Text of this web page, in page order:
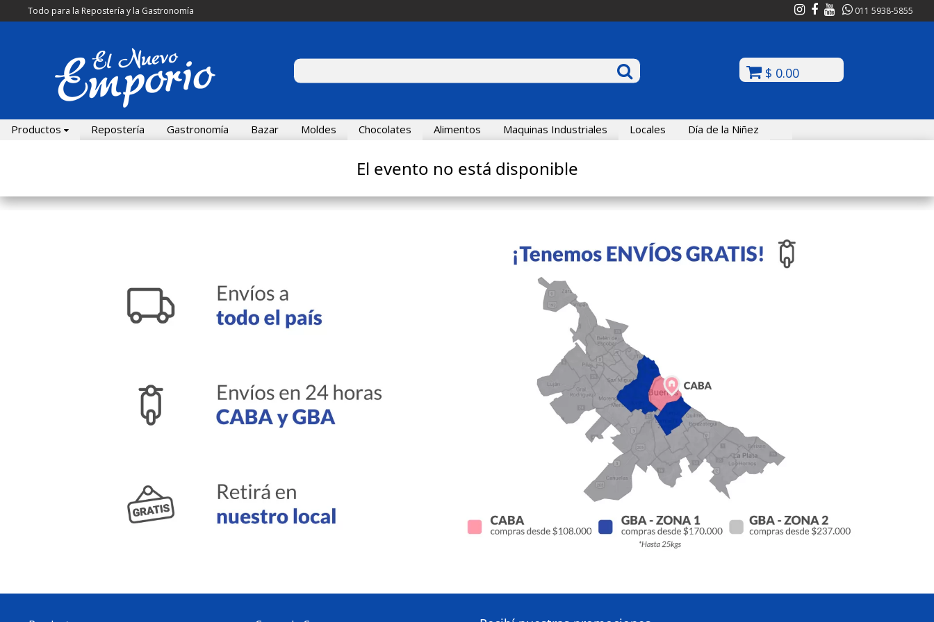
Todo para la Repostería y la Gastronomía 011 5938-5855
$ 0.00
Productos Repostería Gastronomía Bazar Moldes Chocolates Alimentos Maquinas Industriales Locales Día de la Niñez
El evento no está disponible